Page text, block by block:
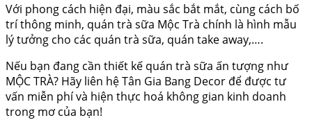
Với phong cách hiện đại, màu sắc bắt mắt, cùng cách bố
trí thông minh, quán trà sữa Mộc Trà chính là hình mẫu
lý tưởng cho các quán trà sữa, quán take away,….
Nếu bạn đang cần thiết kế quán trà sữa ấn tượng như
MỘC TRÀ? Hãy liên hệ Tân Gia Bang Decor để được tư
vấn miễn phí và hiện thực hoá không gian kinh doanh
trong mơ của bạn!